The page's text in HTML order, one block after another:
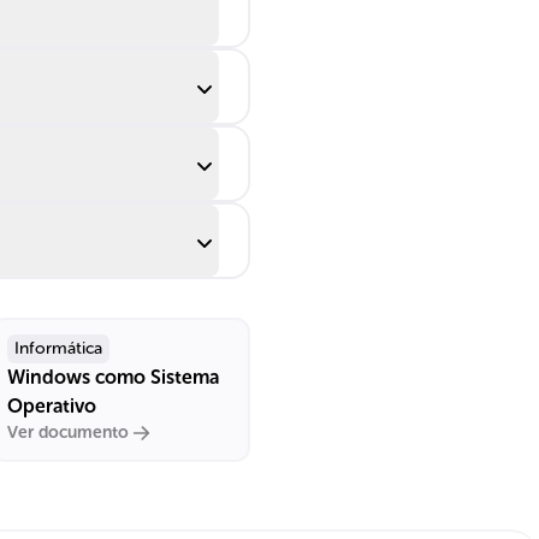
Informática
Windows como Sistema
Operativo
Ver documento